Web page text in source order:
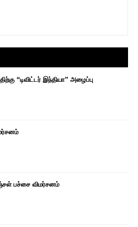
“டிவிட்டர் இந்தியா” அழைப்பு
பச்சை விமர்சனம்